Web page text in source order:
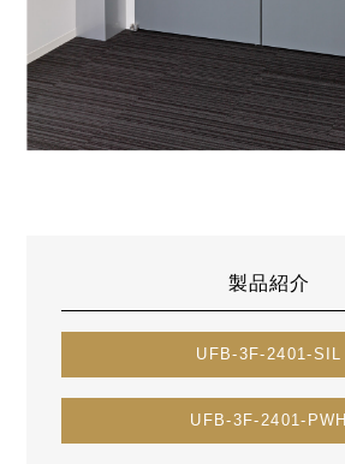
製品紹介
UFB-3F-2401-SIL
UFB-3F-2401-PWH